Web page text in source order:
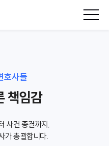
호사들
책임감
사건 종결까지,
가 총괄합니다.